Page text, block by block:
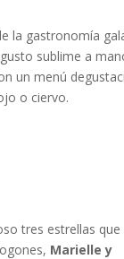
la gastronomía
sublime a
un menú
o ciervo.
tres estrellas que
Marielle y